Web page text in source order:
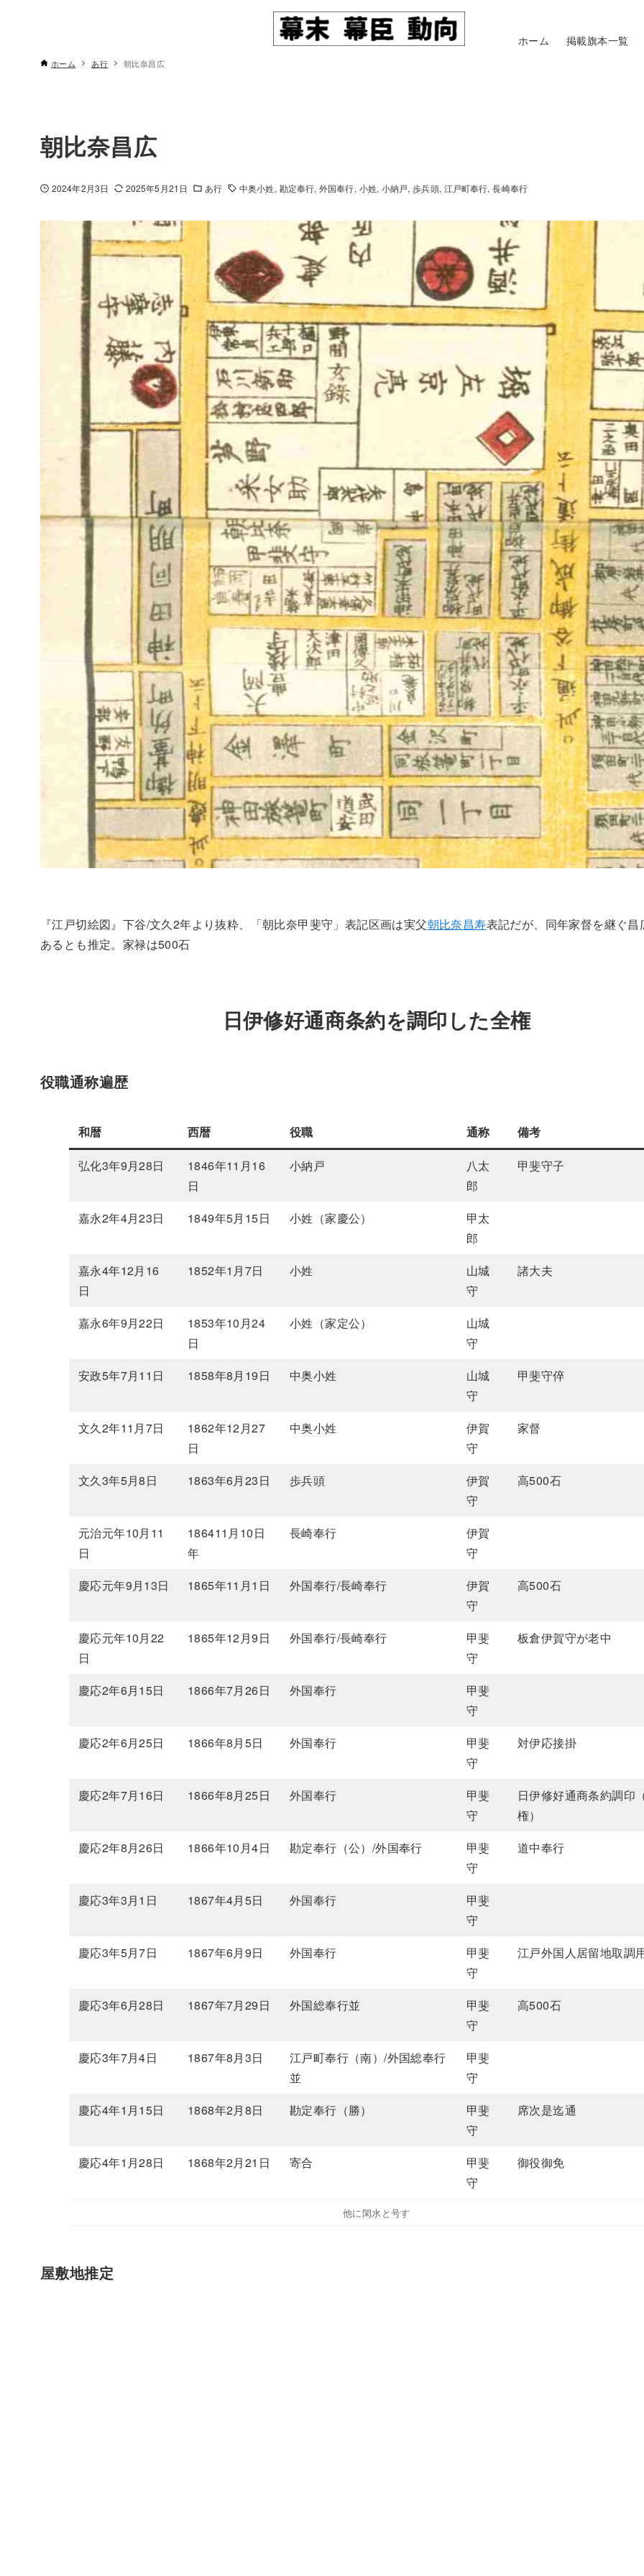
ホーム 掲載旗本一覧
ホーム あ行 朝比奈昌広
朝比奈昌広
2024年2月3日 2025年5月21日 あ行 中奥小姓 勘定奉行 外国奉行 小姓 小納戸 歩兵頭 江戸町奉行 長崎奉行
『江戸切絵図』下谷/文久2年より抜粋、「朝比奈甲斐守」表記区画は実父朝比奈昌寿表記だが、同年家督を継ぐ昌
あるとも推定。家禄は500石
日伊修好通商条約を調印した全権
役職通称遍歴
和暦 西暦 役職 通称 備考
弘化3年9月28日
1846年11月16
日
小納戸
八太
郎
甲斐守子
嘉永2年4月23日 1849年5月15日 小姓（家慶公）
甲太
郎
嘉永4年12月16
日
1852年1月7日 小姓
山城
守
諸大夫
嘉永6年9月22日
1853年10月24
日
小姓（家定公）
山城
守
安政5年7月11日
1858年8月19日 中奥小姓
山城
守
甲斐守倅
文久2年11月7日
1862年12月27
日
中奥小姓
伊賀
守
家督
文久3年5月8日 1863年6月23日 歩兵頭
伊賀
守
高500石
元治元年10月11
日
186411月10日
年
長崎奉行
伊賀
守
慶応元年9月13日
1865年11月1日 外国奉行/長崎奉行
伊賀
守
高500石
慶応元年10月22
日
1865年12月9日 外国奉行/長崎奉行
甲斐
守
板倉伊賀守が老中
慶応2年6月15日 1866年7月26日 外国奉行
甲斐
守
慶応2年6月25日
1866年8月5日 外国奉行
甲斐
守
対伊応接掛
慶応2年7月16日 1866年8月25日 外国奉行
甲斐
守
日伊修好通商条約調印
権）
慶応2年8月26日
1866年10月4日 勘定奉行（公）/外国奉行
甲斐
守
道中奉行
慶応3年3月1日 1867年4月5日 外国奉行
甲斐
守
慶応3年5月7日
1867年6月9日 外国奉行
甲斐
守
江戸外国人居留地取調
慶応3年6月28日 1867年7月29日 外国総奉行並
甲斐
守
高500石
慶応3年7月4日 1867年8月3日
江戸町奉行（南）/外国総奉行
並
甲斐
守
慶応4年1月15日
1868年2月8日 勘定奉行（勝）
甲斐
守
席次是迄通
慶応4年1月28日 1868年2月21日 寄合
甲斐
守
御役御免
他に閑水と号す
屋敷地推定